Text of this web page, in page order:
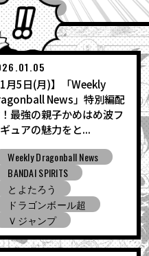
スクアドラ
BLOOD OF SAIYANS
バンプレスト
うが描いてみた
ダイ
1月5日(月)】「Weekly
News」特別編配
最強の親子かめはめ波フ
ュアの魅力をと...
Weekly Dragonball News
BANDAI SPIRITS
とよたろう
ドラゴンボール超
Ｖジャンプ